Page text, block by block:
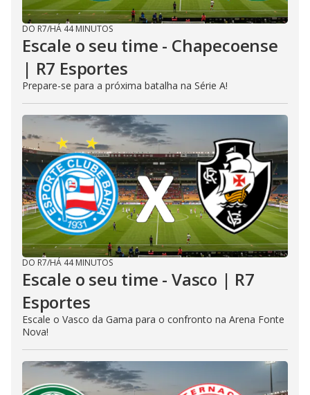
DO R7/HÁ 44 MINUTOS
Escale o seu time - Chapecoense
| R7 Esportes
Prepare-se para a próxima batalha na Série A!
DO R7/HÁ 44 MINUTOS
Escale o seu time - Vasco | R7
Esportes
Escale o Vasco da Gama para o confronto na Arena Fonte
Nova!